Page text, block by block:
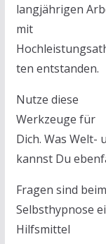
langjährigen
mit
ten entstanden.
Nutze diese
Werkzeuge für
Dich. Was
kannst Du
Fragen sind
Selbsthypnose
Hilfsmittel